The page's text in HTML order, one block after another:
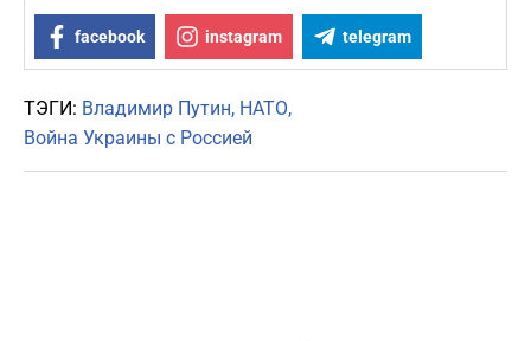
facebook instagram telegram
ТЭГИ: Владимир Путин НАТО
Война Украины с Россией